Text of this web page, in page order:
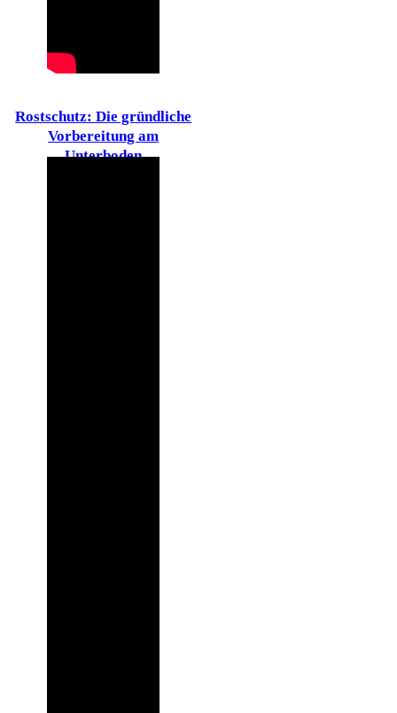
Rostschutz: Die gründliche
Vorbereitung am
Unterboden